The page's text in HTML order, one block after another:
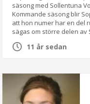
säsong med Sollentuna
Kommande säsong blir
att hon numer har en del
sägas om större delen av
11 år sedan